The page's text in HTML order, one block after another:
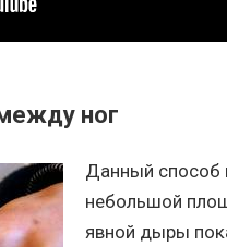
ног
Данный способ
небольшой
явной дыры